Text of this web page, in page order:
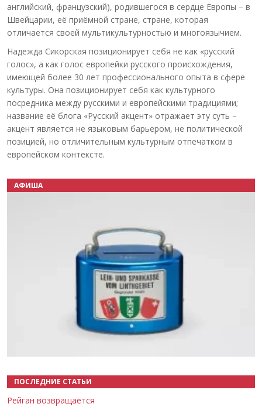
английский, французский), родившегося в сердце Европы – в
Швейцарии, её приёмной стране, стране, которая
отличается своей мультикультурностью и многоязычием.
Надежда Сикорская позиционирует себя не как «русский
голос», а как голос европейки русского происхождения,
имеющей более 30 лет профессионального опыта в сфере
культуры. Она позиционирует себя как культурного
посредника между русскими и европейскими традициями;
название её блога «Русский акцент» отражает эту суть –
акцент является не языковым барьером, не политической
позицией, но отличительным культурным отпечатком в
европейском контексте.
АФИША
ПОСЛЕДНИЕ СТАТЬИ
Рейган возвращается